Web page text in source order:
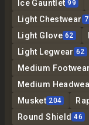
Ice Gauntlet 99
Light Chestwear
Light Glove 62
Light Legwear 62
Medium Footwear
Medium
Musket 204
Round Shield 46